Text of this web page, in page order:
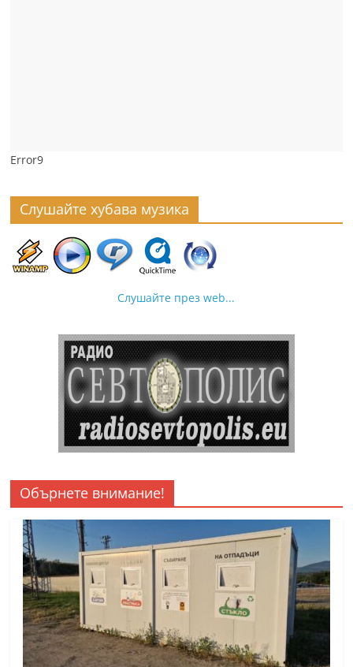
Error9
Слушайте хубава музика
Слушайте през web...
Обърнете внимание!